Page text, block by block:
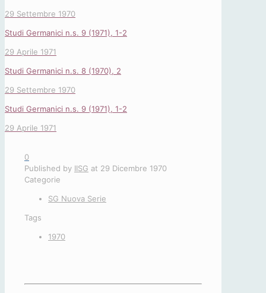
29 Settembre 1970
Studi Germanici n.s. 9 (1971), 1-2
29 Aprile 1971
Studi Germanici n.s. 8 (1970), 2
29 Settembre 1970
Studi Germanici n.s. 9 (1971), 1-2
29 Aprile 1971
0
Published by IISG at 29 Dicembre 1970
Categorie
SG Nuova Serie
Tags
1970